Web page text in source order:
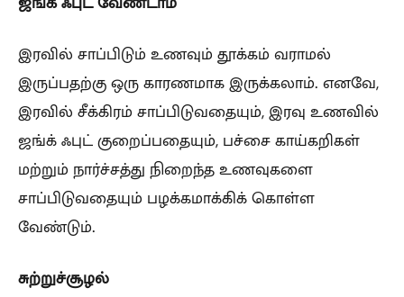
இரவில் சாப்பிடும் உணவும் தூக்கம் வராமல்
இருப்பதற்கு ஒரு காரணமாக இருக்கலாம். எனவே,
இரவில் சீக்கிரம் சாப்பிடுவதையும், இரவு உணவில்
ஜங்க் ஃபுட் குறைப்பதையும், பச்சை காய்கறிகள்
மற்றும் நார்ச்சத்து நிறைந்த உணவுகளை
சாப்பிடுவதையும் பழக்கமாக்கிக் கொள்ள
வேண்டும்.
சுற்றுச்சூழல்